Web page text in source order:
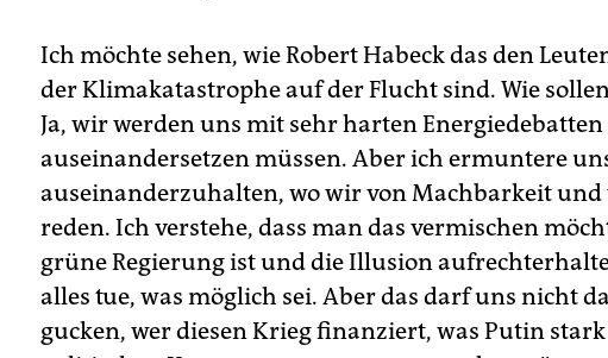
Ich möchte sehen, wie Robert Habeck das den
der Klimakatastrophe auf der Flucht sind. Wie
Ja, wir werden uns mit sehr harten Energiedebatten
auseinandersetzen müssen. Aber ich ermuntere
auseinanderzuhalten, wo wir von Machbarkeit und
reden. Ich verstehe, dass man das vermischen
grüne Regierung ist und die Illusion
alles tue, was möglich sei. Aber das darf uns nicht
gucken, wer diesen Krieg finanziert, was Putin